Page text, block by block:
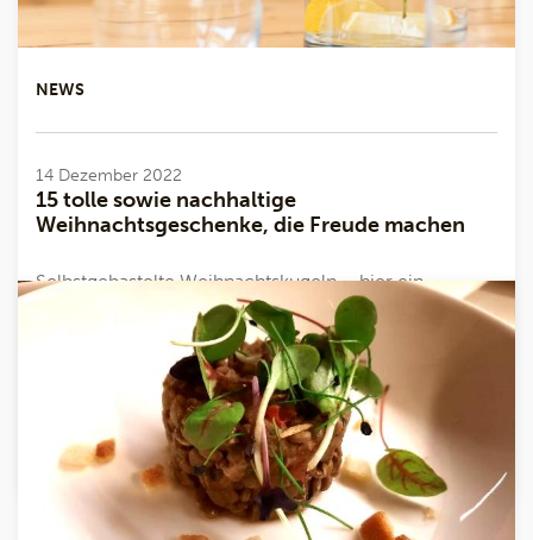
NEWS
14 Dezember 2022
15 tolle sowie nachhaltige
Weihnachtsgeschenke, die Freude machen
Selbstgebastelte Weihnachtskugeln – hier ein
Basteltipp Selbst gebackene Spekulatiuskekse oder
ein leckerer Spekulatius-Tiramisù Fotobuch mit
Erinnerungen an gemeinsame ...
Mehr lesen